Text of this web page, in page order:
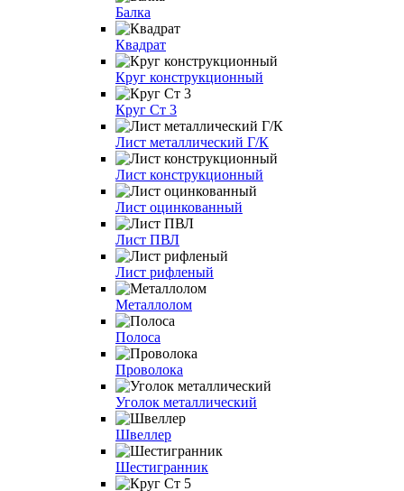
Балка
Квадрат
Круг конструкционный
Круг Ст 3
Лист металлический Г/К
Лист конструкционный
Лист оцинкованный
Лист ПВЛ
Лист рифленый
Металлолом
Полоса
Проволока
Уголок металлический
Швеллер
Шестигранник